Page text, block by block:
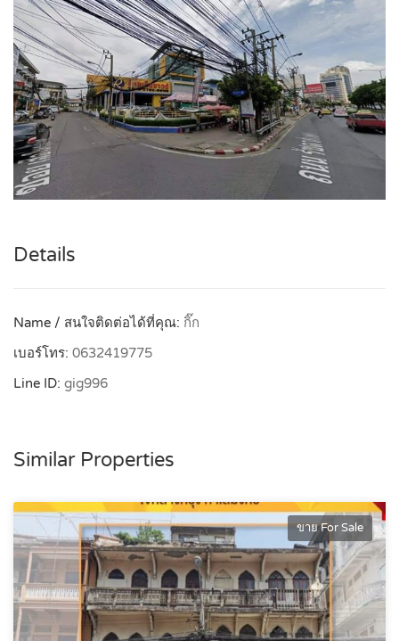
Details
Name / สนใจติดต่อได้ที่คุณ: กิ๊ก
เบอร์โทร: 0632419775
Line ID: gig996
Similar Properties
ขาย For Sale